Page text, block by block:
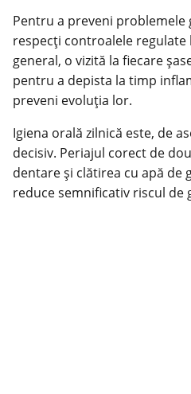
Pentru a preveni problemele
respecți controalele regulate
general, o vizită la fiecare
pentru a depista la timp
preveni evoluția lor.
Igiena orală zilnică este, de
decisiv. Periajul corect de
dentare și clătirea cu apă de
reduce semnificativ riscul de